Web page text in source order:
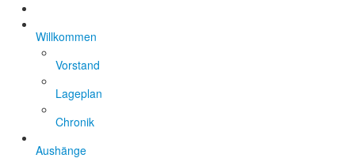
Willkommen
Vorstand
Lageplan
Chronik
Aushänge